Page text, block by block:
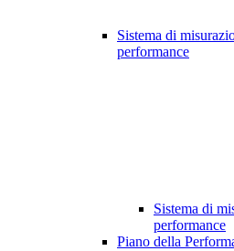
Sistema di
performance
Sistema di
performance
Piano della